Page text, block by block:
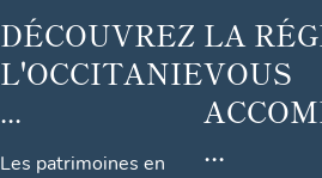
DÉCOUVREZ
L'OCCITANIE
...
Les patrimoines en
LA
VOUS
...